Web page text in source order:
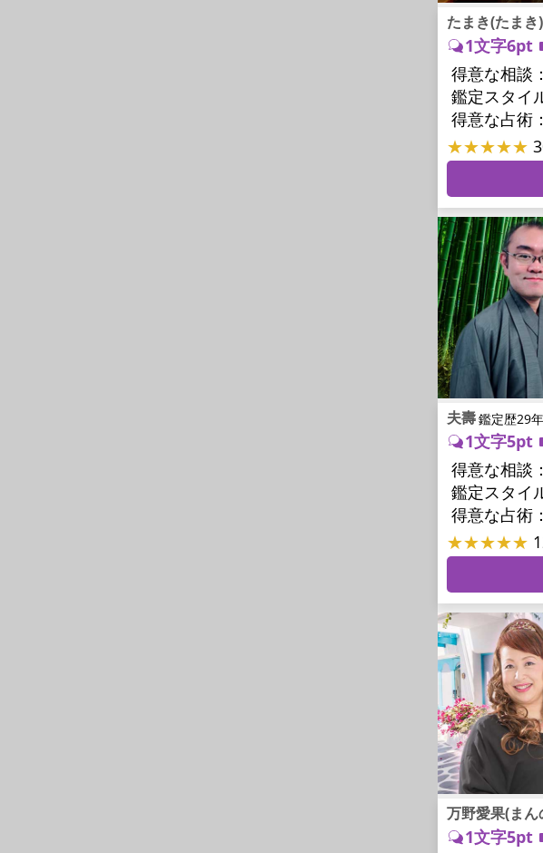
たまき(たまき)
1文字6pt
得意な相談：
鑑定スタイ
得意な占術：
★★★★★
夫壽鑑定歴29年
1文字5pt
得意な相談：
鑑定スタイ
得意な占術：
★★★★★
万野愛果(ま
1文字5pt